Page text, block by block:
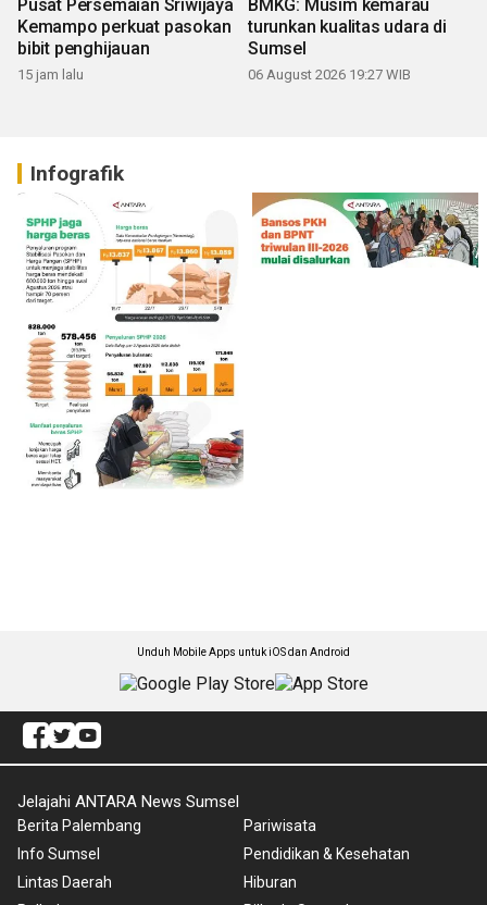
Pusat Persemaian Sriwijaya
Kemampo perkuat pasokan
bibit penghijauan
15 jam lalu
BMKG: Musim kemarau
turunkan kualitas udara di
Sumsel
06 August 2026 19:27 WIB
Infografik
Unduh Mobile Apps untuk iOS dan Android
Jelajahi ANTARA News Sumsel
Berita Palembang
Info Sumsel
Lintas Daerah
Pariwisata
Pendidikan & Kesehatan
Hiburan